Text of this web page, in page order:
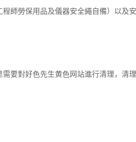
勞保用品及儀器安全繩自備）以及安
對好色先生黄色网站進行清理，清